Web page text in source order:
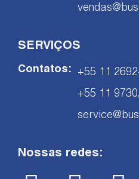
SERVIÇOS
Contatos:
+55 11
+55 11
Nossas redes: